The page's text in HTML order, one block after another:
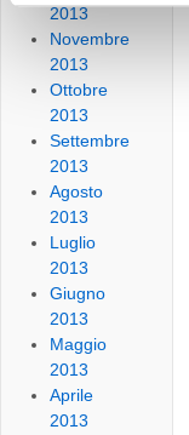
2013
Novembre
2013
Ottobre
2013
Settembre
2013
Agosto
2013
Luglio
2013
Giugno
2013
Maggio
2013
Aprile
2013